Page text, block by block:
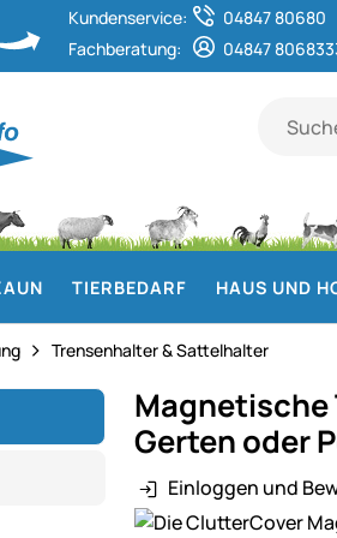
Kundenservice:
04847 80680
Fachberatung:
04847
TIERBEDARF HAUS UND
Trensenhalter & Sattelhalter
Magnetische
Gerten oder
Einloggen und
Produktgalerie